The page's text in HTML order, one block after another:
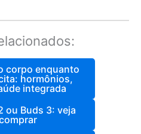
corpo enquanto
hormônios,
integrada
ou Buds 3: veja